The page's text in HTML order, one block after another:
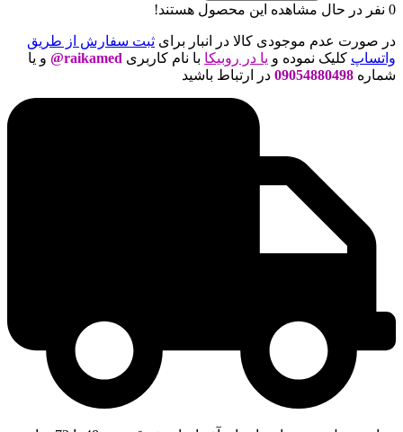
0 نفر در حال مشاهده این محصول هستند!
در صورت عدم موجودی کالا در انبار برای ثبت سفارش از طریق
واتساپ کلیک نموده و یا در روبیکا با نام کاربری raikamed@
و یا
شماره 09054880498 در ارتباط باشید